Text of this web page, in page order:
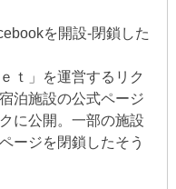
を開設-閉鎖した
ｔ」を運営するリク
泊施設の公式ページ
に公開。一部の施設
ージを閉鎖したそう